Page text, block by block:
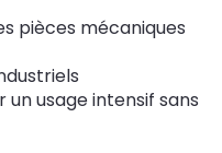
pièces mécaniques
usage intensif sans